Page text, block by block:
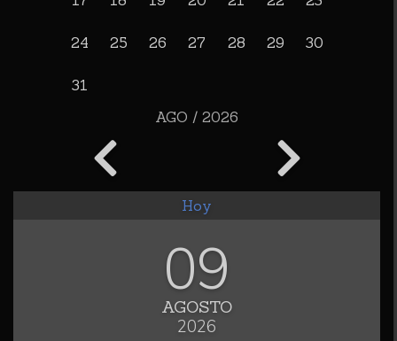
24 25 26 27 28 29 30
31
AGO / 2026
Hoy
09
AGOSTO
2026